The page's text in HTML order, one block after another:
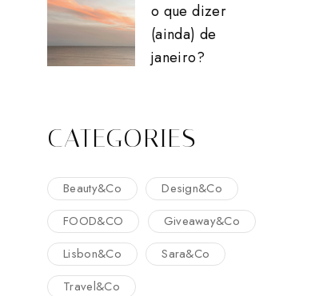
o que dizer
(ainda) de
janeiro?
CATEGORIES
Beauty&Co
Design&Co
FOOD&CO
Giveaway&Co
Lisbon&Co
Sara&Co
Travel&Co